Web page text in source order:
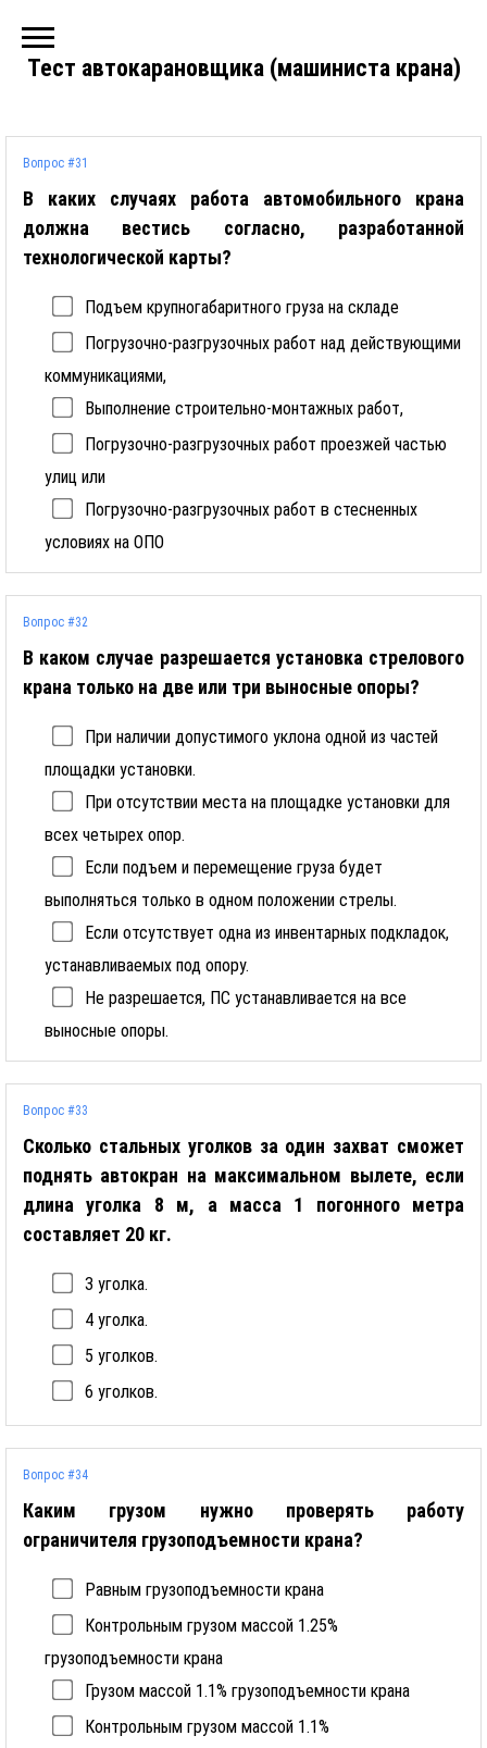
Тест автокарановщика (машиниста крана)
Вопрос #31
В каких случаях работа автомобильного крана
должна вестись согласно, разработанной
технологической карты?
Подъем крупногабаритного груза на складе
Погрузочно-разгрузочных работ над действующими
коммуникациями,
Выполнение строительно-монтажных работ,
Погрузочно-разгрузочных работ проезжей частью
улиц или
Погрузочно-разгрузочных работ в стесненных
условиях на ОПО
Вопрос #32
В каком случае разрешается установка стрелового
крана только на две или три выносные опоры?
При наличии допустимого уклона одной из частей
площадки установки.
При отсутствии места на площадке установки для
всех четырех опор.
Если подъем и перемещение груза будет
выполняться только в одном положении стрелы.
Если отсутствует одна из инвентарных подкладок,
устанавливаемых под опору.
Не разрешается, ПС устанавливается на все
выносные опоры.
Вопрос #33
Сколько стальных уголков за один захват сможет
поднять автокран на максимальном вылете, если
длина уголка 8 м, а масса 1 погонного метра
составляет 20 кг.
3 уголка.
4 уголка.
5 уголков.
6 уголков.
Вопрос #34
Каким грузом нужно проверять работу
ограничителя грузоподъемности крана?
Равным грузоподъемности крана
Контрольным грузом массой 1.25%
грузоподъемности крана
Грузом массой 1.1% грузоподъемности крана
Контрольным грузом массой 1.1%